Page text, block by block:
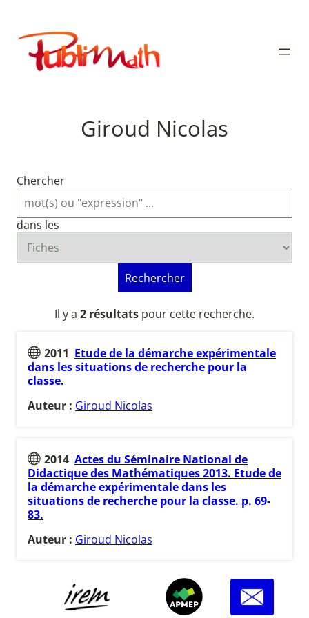
contenu
Publimath
Giroud Nicolas
Chercher
dans les
Rechercher
Il y a 2 résultats pour cette recherche.
2011 Etude de la démarche expérimentale
dans les situations de recherche pour la
classe.
Auteur : Giroud Nicolas
2014 Actes du Séminaire National de
Didactique des Mathématiques 2013. Etude de
la démarche expérimentale dans les
situations de recherche pour la classe. p. 69-
83.
Auteur : Giroud Nicolas